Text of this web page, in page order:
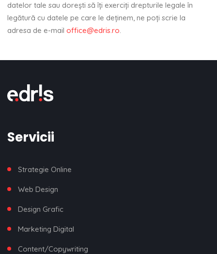
datelor tale sau dorești să îți exerciți drepturile legale în
legătură cu datele pe care le deținem, ne poți scrie la
adresa de e-mail office@edris.ro.
Servicii
Strategie Online
Web Design
Design Grafic
Marketing Digital
Content/Copywriting